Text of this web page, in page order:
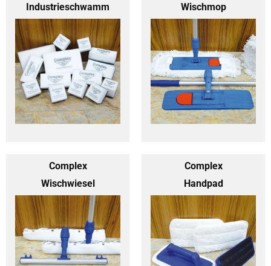
Industrieschwamm
Wischmop
Complex
Wischwiesel
Complex
Handpad